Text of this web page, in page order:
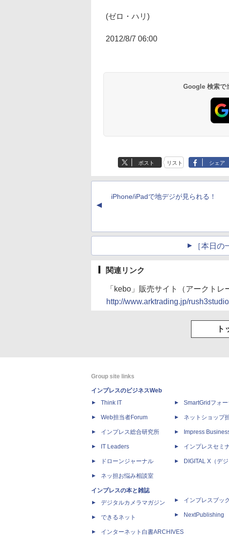
(ゼロ・ハリ)
2012/8/7 06:00
Google 検索で
ポスト リスト シェア
▲
iPhone/iPadで地デジが見られる！
［本日
関連リンク
「kebo」販売サイト（アークトレ
http://www.arktrading.jp/
ト
Group site links
インプレスのビジネスWeb
Think IT
Web担当者Forum
インプレス総合研究所
IT Leaders
ドローンジャーナル
ネッ担お悩み相談室
インプレスの本と雑誌
デジタルカメラマガジン
できるネット
インターネット白書ARCHIVES
SmartGridフォー
ネットショップ
Impress
インプレスセミ
DIGITAL X（デ
インプレスブッ
NextPublishing